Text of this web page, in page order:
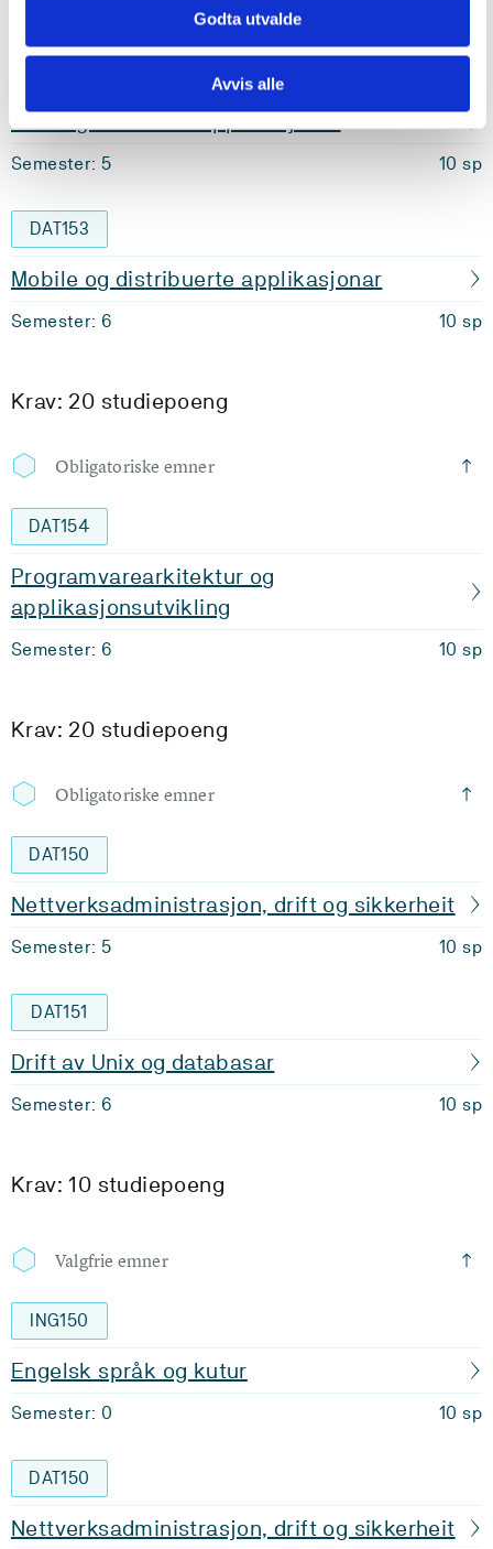
Godta utvalde
Avvis alle
Obligatoriske emner
Vidaregåande webapplikasjonar
Semester: 5 10 sp
DAT153
Mobile og distribuerte applikasjonar
Semester: 6 10 sp
Krav: 20 studiepoeng
Obligatoriske emner
DAT154
Programvarearkitektur og
applikasjonsutvikling
Semester: 6 10 sp
Krav: 20 studiepoeng
Obligatoriske emner
DAT150
Nettverksadministrasjon, drift og sikkerheit
Semester: 5 10 sp
DAT151
Drift av Unix og databasar
Semester: 6 10 sp
Krav: 10 studiepoeng
Valgfrie emner
ING150
Engelsk språk og kutur
Semester: 0 10 sp
DAT150
Nettverksadministrasjon, drift og sikkerheit